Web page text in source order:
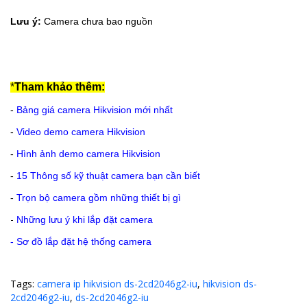
Lưu ý: Camera chưa bao nguồn
*Tham khảo thêm:
- Bảng giá camera Hikvision mới nhất
- Video demo camera Hikvision
- Hình ảnh demo camera Hikvision
- 15 Thông số kỹ thuật camera bạn cần biết
- Trọn bộ camera gồm những thiết bị gì
- Những lưu ý khi lắp đặt camera
- Sơ đồ lắp đặt hệ thống camera
Tags: camera ip hikvision ds-2cd2046g2-iu, hikvision ds-
2cd2046g2-iu, ds-2cd2046g2-iu